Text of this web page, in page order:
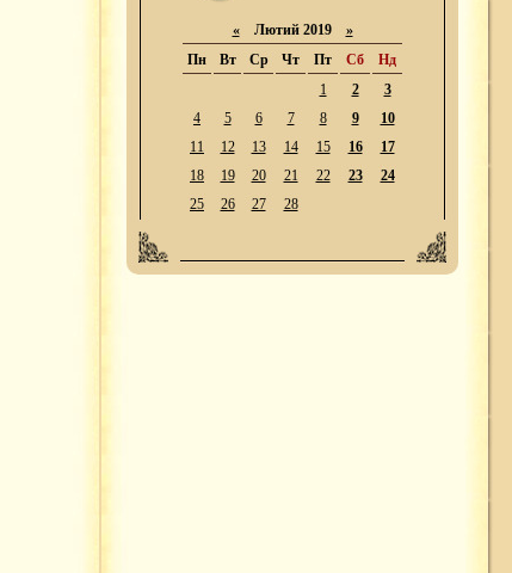
«Лютий 2019 »
Пн
Вт Ср Чт Пт Сб
Нд
1
2
3
4
5 6 7 8 9
10
11
12 13 14 15 16
17
18
19 20 21 22 23
24
25
26 27 28